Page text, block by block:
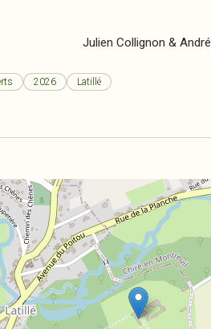
Julien Collignon &
2026 Latillé